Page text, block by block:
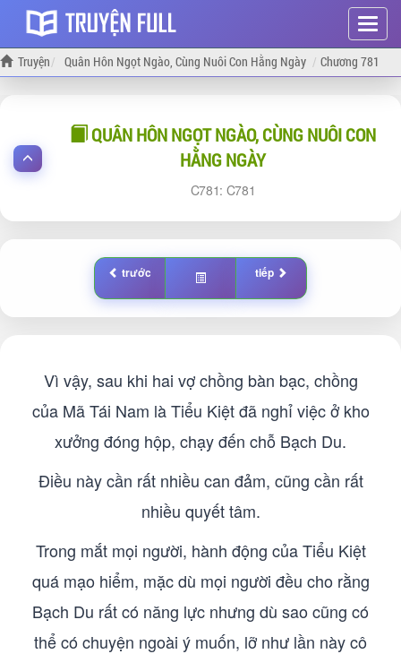
Hiện
menu
Truyện Quân Hôn Ngọt Ngào, Cùng Nuôi Con Hằng Ngày Chương 781
QUÂN HÔN NGỌT NGÀO, CÙNG NUÔI CON
HẰNG NGÀY
781: 781
trước tiếp
Vì vậy, sau khi hai vợ chồng bàn bạc, chồng
của Mã Tái Nam là Tiểu Kiệt đã nghỉ việc ở kho
xưởng đóng hộp, chạy đến chỗ Bạch Du.
Điều này cần rất nhiều can đảm, cũng cần rất
nhiều quyết tâm.
Trong mắt mọi người, hành động của Tiểu Kiệt
quá mạo hiểm, mặc dù mọi người đều cho rằng
Bạch Du rất có năng lực nhưng dù sao cũng có
thể có chuyện ngoài ý muốn, lỡ như lần này cô